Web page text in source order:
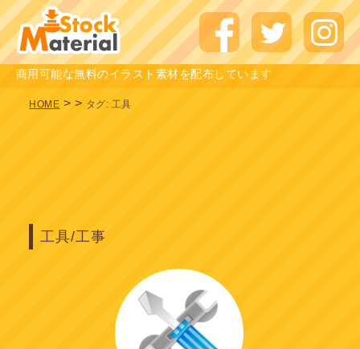
商用可能な無料のイラスト素材を配布しています
HOME > > タグ: 工具
工具/工事